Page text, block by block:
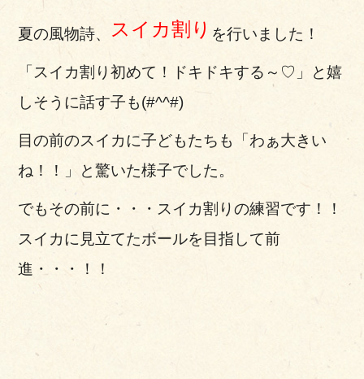
夏の風物詩、 スイカ割り を行いました！
「スイカ割り初めて！ドキドキする～♡」と嬉
しそうに話す子も(#^^#)
目の前のスイカに子どもたちも「わぁ大きい
ね！！」と驚いた様子でした。
でもその前に・・・スイカ割りの練習です！！
スイカに見立てたボールを目指して前
進・・・！！